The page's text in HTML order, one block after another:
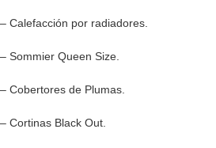
– Calefacción por radiadores.
– Sommier Queen Size.
– Cobertores de Plumas.
– Cortinas Black Out.